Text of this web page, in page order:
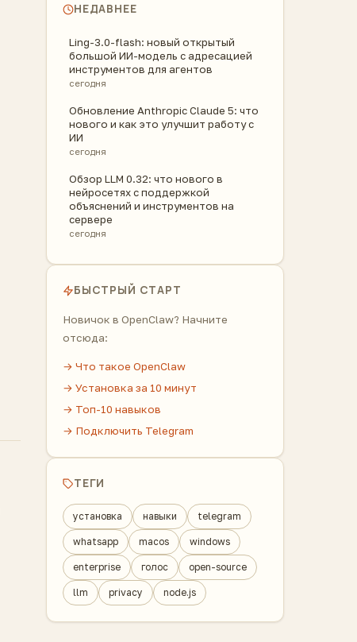
НЕДАВНЕЕ
Ling-3.0-flash: новый открытый
большой ИИ-модель с адресацией
инструментов для агентов
сегодня
Обновление Anthropic Claude 5: что
нового и как это улучшит работу с
ИИ
сегодня
Обзор LLM 0.32: что нового в
нейросетях с поддержкой
объяснений и инструментов на
сервере
сегодня
БЫСТРЫЙ СТАРТ
Новичок в OpenClaw? Начните
отсюда:
→ Что такое OpenClaw
→ Установка за 10 минут
→ Топ-10 навыков
→ Подключить Telegram
ТЕГИ
установка навыки telegram
whatsapp macos windows
enterprise голос open-source
llm privacy node.js